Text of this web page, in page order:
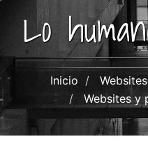
Lo
Inicio
Websites y